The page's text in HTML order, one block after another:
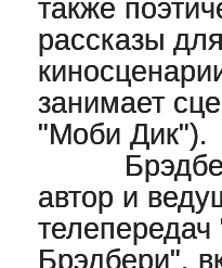
также
рассказы
занимает
"Моби Дик").
Брэдбери
автор и
Брэдбери",